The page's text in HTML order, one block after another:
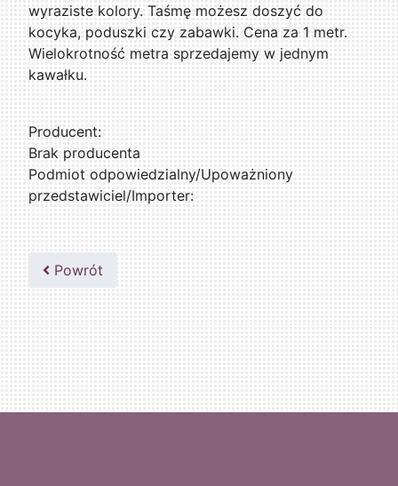
wyraziste kolory. Taśmę możesz doszyć do
kocyka, poduszki czy zabawki. Cena za 1 metr.
Wielokrotność metra sprzedajemy w jednym
kawałku.
Producent:
Brak producenta
Podmiot odpowiedzialny/Upoważniony
przedstawiciel/Importer:
Powrót